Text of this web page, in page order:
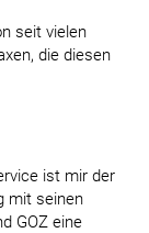
seit vielen
die diesen
ist mir der
mit seinen
GOZ eine